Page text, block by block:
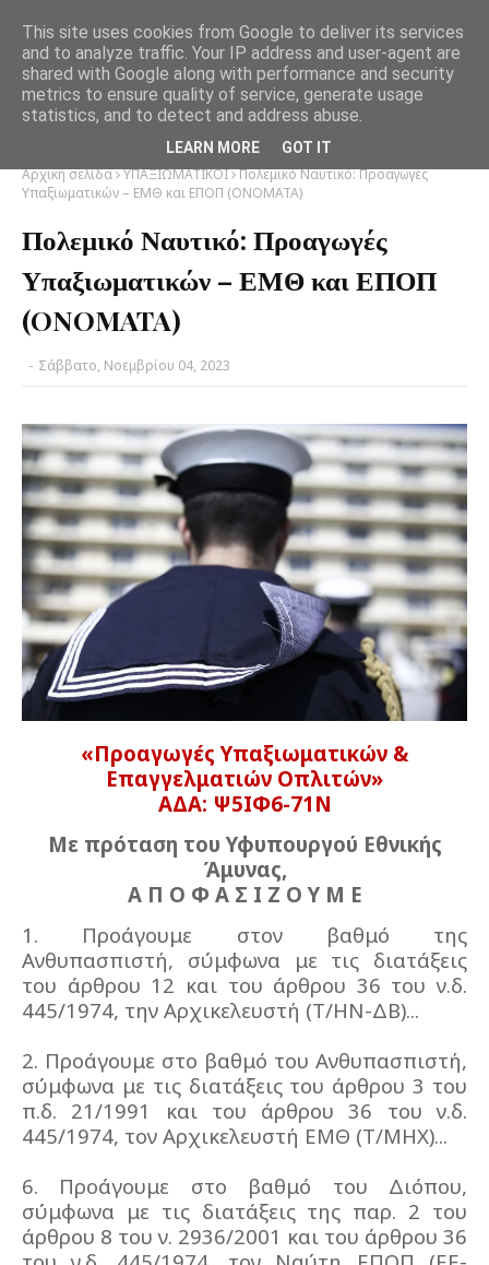
Αρχική σελίδα ΥΠΑΞΙΩΜΑΤΙΚΟΙ Πολεμικό Ναυτικό: Προαγωγές
Υπαξιωματικών – ΕΜΘ και ΕΠΟΠ (ONOMATA)
Πολεμικό Ναυτικό: Προαγωγές
Υπαξιωματικών – ΕΜΘ και ΕΠΟΠ
(ONOMATA)
- Σάββατο, Νοεμβρίου 04, 2023
«Προαγωγές Υπαξιωματικών &
Επαγγελματιών Οπλιτών»
ΑΔΑ: Ψ5ΙΦ6-71Ν
Με πρόταση του Υφυπουργού Εθνικής
Άμυνας,
Α Π Ο Φ Α Σ Ι Ζ Ο Υ Μ Ε
1. Προάγουμε στον βαθμό της
Ανθυπασπιστή, σύμφωνα με τις διατάξεις
του άρθρου 12 και του άρθρου 36 του ν.δ.
445/1974, την Αρχικελευστή (Τ/ΗΝ-ΔΒ)...
2. Προάγουμε στο βαθμό του Ανθυπασπιστή,
σύμφωνα με τις διατάξεις του άρθρου 3 του
π.δ. 21/1991 και του άρθρου 36 του ν.δ.
445/1974, τον Αρχικελευστή ΕΜΘ (Τ/ΜΗΧ)...
6. Προάγουμε στο βαθμό του Διόπου,
σύμφωνα με τις διατάξεις της παρ. 2 του
άρθρου 8 του ν. 2936/2001 και του άρθρου 36
This site uses cookies from Google to deliver its services
and to analyze traffic. Your IP address and user-agent are
shared with Google along with performance and security
metrics to ensure quality of service, generate usage
statistics, and to detect and address abuse.
LEARN MORE GOT IT